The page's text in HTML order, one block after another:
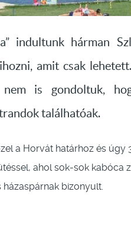
indultunk hárman
amit csak
nem is gondoltuk,
találhatóak.
a Horvát határhoz és
ahol sok-sok kabóca
bizonyult.